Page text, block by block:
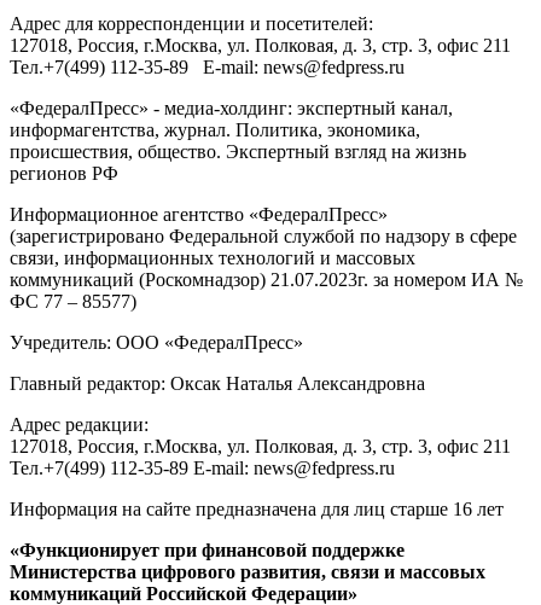
Адрес для корреспонденции и посетителей:
127018, Россия, г.Москва, ул. Полковая, д. 3, стр. 3, офис 211
Тел.+7(499) 112-35-89 E-mail: news@fedpress.ru
«ФедералПресс» - медиа-холдинг: экспертный канал,
информагентства, журнал. Политика, экономика,
происшествия, общество. Экспертный взгляд на жизнь
регионов РФ
Информационное агентство «ФедералПресс»
(зарегистрировано Федеральной службой по надзору в сфере
связи, информационных технологий и массовых
коммуникаций (Роскомнадзор) 21.07.2023г. за номером ИА №
ФС 77 – 85577)
Учредитель: ООО «ФедералПресс»
Главный редактор: Оксак Наталья Александровна
Адрес редакции:
127018, Россия, г.Москва, ул. Полковая, д. 3, стр. 3, офис 211
Тел.+7(499) 112-35-89 E-mail: news@fedpress.ru
Информация на сайте предназначена для лиц старше 16 лет
«Функционирует при финансовой поддержке
Министерства цифрового развития, связи и массовых
коммуникаций Российской Федерации»